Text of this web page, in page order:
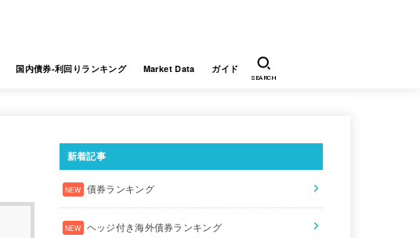
国内債券-利回りランキング Market Data ガイド
SEARCH
新着記事
債券ランキング
ヘッジ付き海外債券ランキング